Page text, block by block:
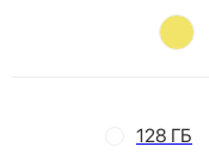
128 ГБ